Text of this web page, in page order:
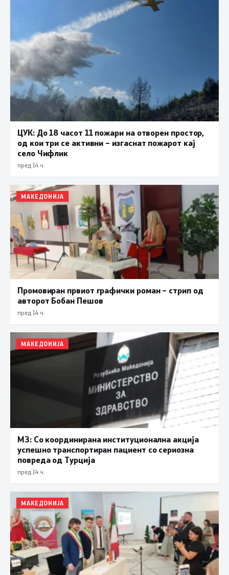
ЦУК: До 18 часот 11 пожари на отворен простор,
од кои три се активни – изгаснат пожарот кај
село Чифлик
пред 14 ч.
МАКЕДОНИЈА
Промовиран првиот графички роман – стрип од
авторот Бобан Пешов
пред 14 ч.
МАКЕДОНИЈА
МЗ: Со координирана институционална акција
успешно транспортиран пациент со сериозна
повреда од Турција
пред 14 ч.
МАКЕДОНИЈА